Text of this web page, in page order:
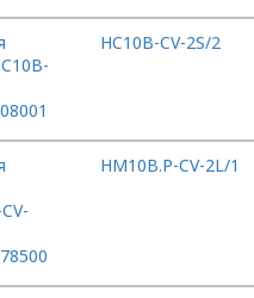
HC10B-CV-2S/2
HM10B.P-CV-2L/1